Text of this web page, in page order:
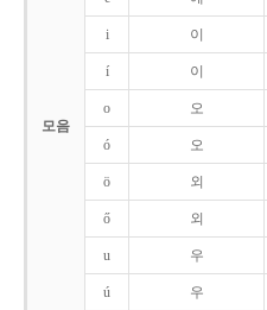
모음
i 이
í 이
o 오
ó 오
ö 외
ő 외
u 우
ú 우